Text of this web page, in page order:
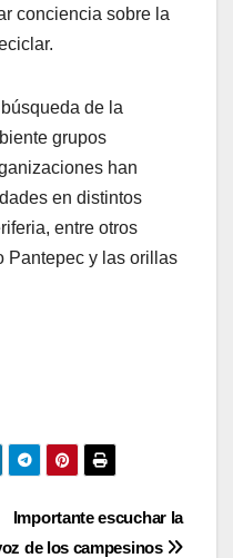
conciencia sobre la
de la
grupos
han
en distintos
entre otros
Pantepec y las orillas
Importante escuchar la
de los campesinos